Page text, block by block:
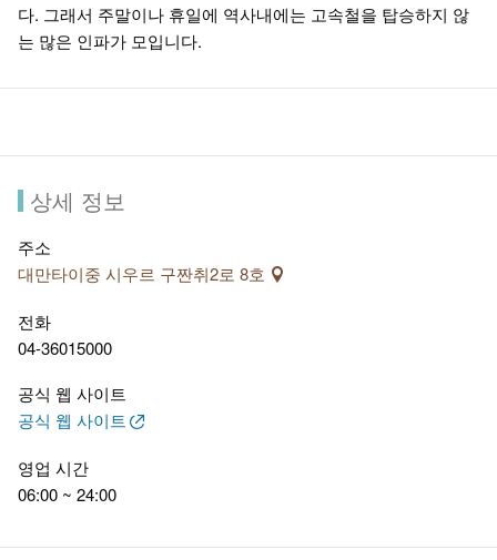
다. 그래서 주말이나 휴일에 역사내에는 고속철을 탑승하지 않
는 많은 인파가 모입니다.
상세 정보
주소
대만타이중 시우르 구짠취2로 8호
전화
04-36015000
공식 웹 사이트
공식 웹 사이트
영업 시간
06:00 ~ 24:00